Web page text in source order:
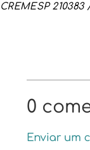
CREMESP 210383
0
Enviar um